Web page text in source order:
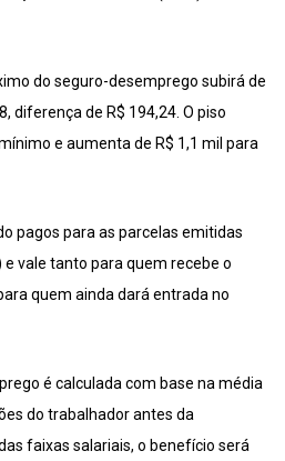
do seguro-desemprego subirá de
diferença de R$ 194,24. O piso
e aumenta de R$ 1,1 mil para
pagos para as parcelas emitidas
vale tanto para quem recebe o
quem ainda dará entrada no
é calculada com base na média
do trabalhador antes da
faixas salariais, o benefício será